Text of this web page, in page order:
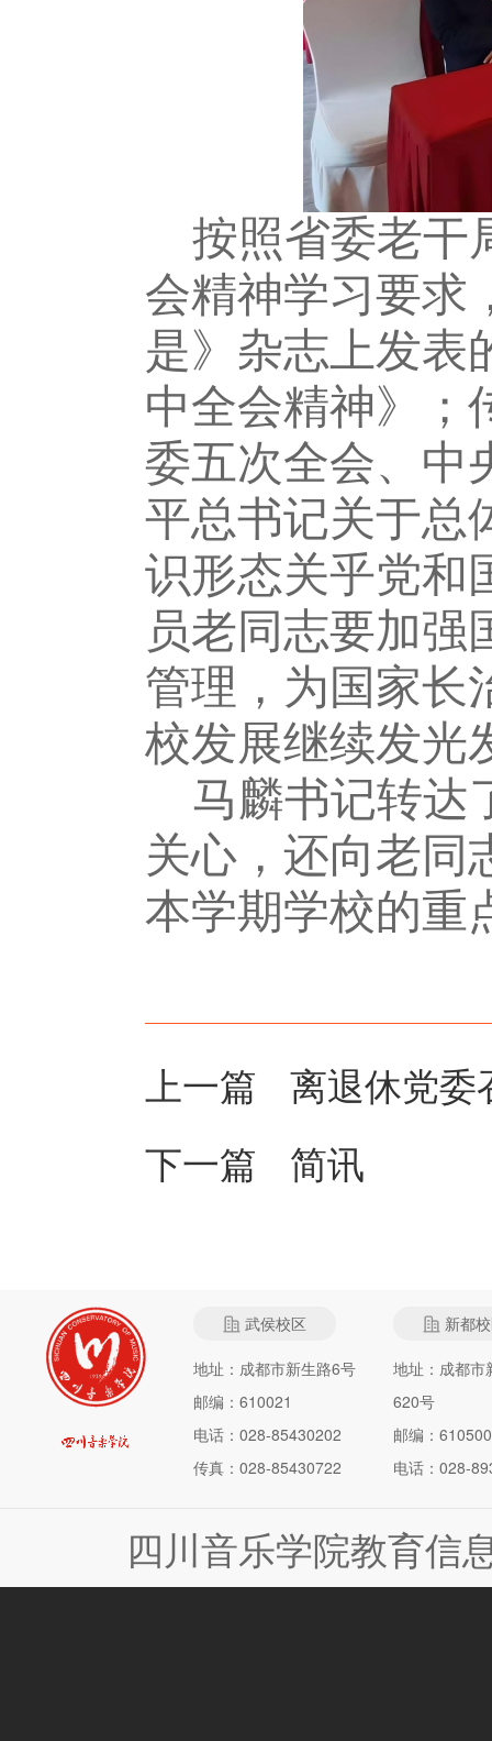
按照省委老干
会精神学习要求
是》杂志上发表
中全会精神》；
委五次全会、中
平总书记关于总
识形态关乎党和
员老同志要加强
管理，为国家长
校发展继续发光
马麟书记转达
关心，还向老同
本学期学校的重
上一篇 离退休党委
下一篇 简讯
武侯校区
地址：成都市新生路6号
邮编：610021
电话：028-85430202
传真：028-85430722
新都
地址：成都市
620号
邮编：610500
电话：028-
四川音乐学院教育